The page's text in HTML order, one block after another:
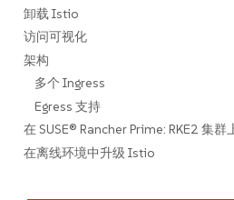
卸载 Istio
访问可视化
架构
多个 Ingress
Egress 支持
在 SUSE® Rancher Prime: RKE2 集
在离线环境中升级 Istio